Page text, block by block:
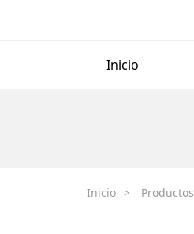
Inicio
Inicio > Productos